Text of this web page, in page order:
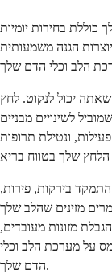
בחירות יומיות
הגנה משמעותית
יכול לנקוט. לחץ
לשינויים מבניים
ונטילת תרופות
בירקות, פירות,
מזינים שהלב שלך
מזונות מעובדים,
על מערכת הלב וכלי
הדם שלך.